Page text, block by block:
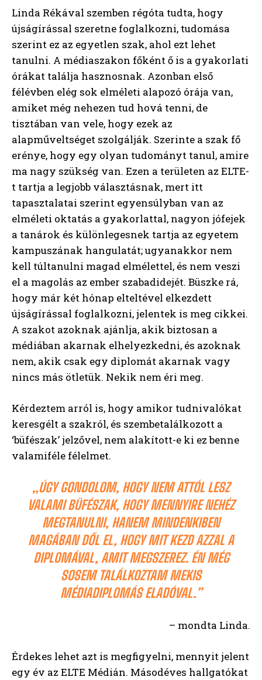
Linda Rékával szemben régóta tudta, hogy
újságírással szeretne foglalkozni, tudomása
szerint ez az egyetlen szak, ahol ezt lehet
tanulni. A médiaszakon főként ő is a gyakorlati
órákat találja hasznosnak. Azonban első
félévben elég sok elméleti alapozó órája van,
amiket még nehezen tud hová tenni, de
tisztában van vele, hogy ezek az
alapműveltséget szolgálják. Szerinte a szak fő
erénye, hogy egy olyan tudományt tanul, amire
ma nagy szükség van. Ezen a területen az ELTE-
t tartja a legjobb választásnak, mert itt
tapasztalatai szerint egyensúlyban van az
elméleti oktatás a gyakorlattal, nagyon jófejek
a tanárok és különlegesnek tartja az egyetem
kampuszának hangulatát; ugyanakkor nem
kell túltanulni magad elmélettel, és nem veszi
el a magolás az ember szabadidejét. Büszke rá,
hogy már két hónap elteltével elkezdett
újságírással foglalkozni, jelentek is meg cikkei.
A szakot azoknak ajánlja, akik biztosan a
médiában akarnak elhelyezkedni, és azoknak
nem, akik csak egy diplomát akarnak vagy
nincs más ötletük. Nekik nem éri meg.
Kérdeztem arról is, hogy amikor tudnivalókat
keresgélt a szakról, és szembetalálkozott a
‘büfészak’ jelzővel, nem alakított-e ki ez benne
valamiféle félelmet.
„ÚGY GONDOLOM, HOGY NEM ATTÓL LESZ
VALAMI BÜFÉSZAK, HOGY MENNYIRE NEHÉZ
MEGTANULNI, HANEM MINDENKIBEN
MAGÁBAN DŐL EL, HOGY MIT KEZD AZZAL A
DIPLOMÁVAL, AMIT MEGSZEREZ. ÉN MÉG
SOSEM TALÁLKOZTAM MEKIS
MÉDIADIPLOMÁS ELADÓVAL.”
– mondta Linda.
Érdekes lehet azt is megfigyelni, mennyit jelent
egy év az ELTE Médián. Másodéves hallgatókat